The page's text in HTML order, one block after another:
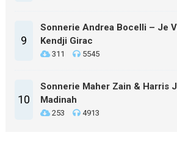
9
Sonnerie Andrea Bocelli – Je
Kendji Girac
311 5545
10
Sonnerie Maher Zain & Harris
Madinah
253 4913